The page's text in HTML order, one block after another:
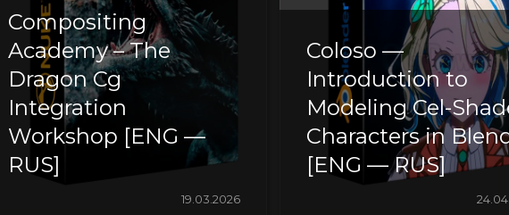
Compositing
Academy – The
Dragon Cg
Integration
Workshop [ENG —
RUS]
19.03.2026
Coloso —
Introduction to
Modeling Cel-
Characters in
[ENG — RUS]